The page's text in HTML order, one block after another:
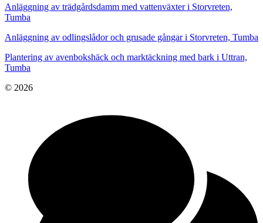
Anläggning av trädgårdsdamm med vattenväxter i Storvreten,
Tumba
Anläggning av odlingslådor och grusade gångar i Storvreten, Tumba
Plantering av avenbokshäck och marktäckning med bark i Uttran,
Tumba
© 2026